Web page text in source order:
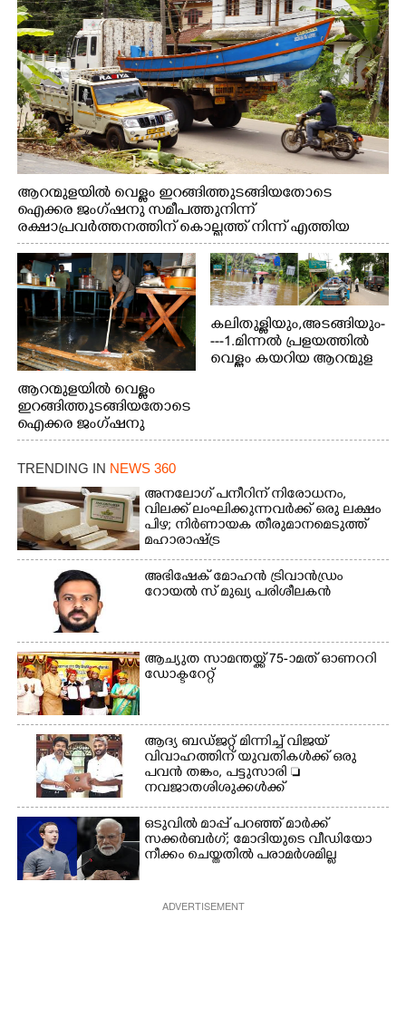
ആറന്മുളയിൽ വെള്ളം ഇറങ്ങിത്തുടങ്ങിയതോടെ
ഐക്കര ജംഗ്ഷനു സമീപത്തുനിന്ന്
രക്ഷാപ്രവർത്തനത്തിന് കൊല്ലത്ത് നിന്ന് എത്തിയ
ബോട്ടുകൾ തിരികെക്കൊണ്ടുപോകുന്നു.
ആറന്മുളയിൽ വെള്ളം
ഇറങ്ങിത്തുടങ്ങിയതോടെ
ഐക്കര ജംഗ്ഷനു
സമീപം ആറന്മുള
കിടങ്ങന്നൂർ റോഡിന്
സമീപം പ്രവർത്തിക്കു
ആറന്മുള തട്ടുകട കഴുകി
വൃത്തിയാക്കുന്നു.
കലിതുള്ളിയും,അടങ്ങിയും-
---1.മിന്നൽ പ്രളയത്തിൽ
വെള്ളം കയറിയ ആറന്മുള
ഇറങ്ങിപ്പോൾ
ത്തിന് ഓച്ചിറ അഴിക്കലിൽ
നിന്ന്എത്തിച്ച ബോട്ടും.
TRENDING IN NEWS 360
അനലോഗ് പനീറിന് നിരോധനം,
വിലക്ക് ലംഘിക്കുന്നവർക്ക് ഒരു ലക്ഷം
പിഴ; നിർണായക തീരുമാനമെടുത്ത്
മഹാരാഷ്ട്ര
അഭിഷേക് മോഹൻ ട്രിവാൻഡ്രം
റോയൽ സ് മുഖ്യ പരിശീലകൻ
ആച്യുത സാമന്തയ്ക്ക് 75-ാമത് ഓണററി
ഡോക്ടറേറ്റ്
ആദ്യ ബഡ്ജറ്റ് മിന്നിച്ച് വിജയ്
വിവാഹത്തിന് യുവതികൾക്ക് ഒരു
പവൻ തങ്കം, പട്ടുസാരി 
നവജാതശിശുക്കൾക്ക്
സ്വർണമോതിരം  വിദ്യാർത്ഥികൾക്ക്
സൈക്കിൾ
ഒടുവിൽ മാപ്പ് പറഞ്ഞ് മാർക്ക്
സക്കർബർഗ്; മോദിയുടെ വീഡിയോ
നീക്കം ചെയ്തതിൽ പരാമർശമില്ല
ADVERTISEMENT